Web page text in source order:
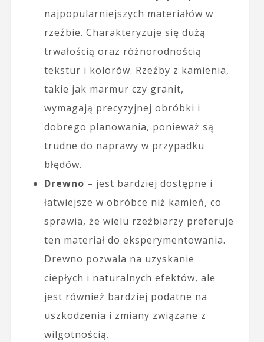
najpopularniejszych materiałów w
rzeźbie. Charakteryzuje się dużą
trwałością oraz różnorodnością
tekstur i kolorów. Rzeźby z kamienia,
takie jak marmur czy granit,
wymagają precyzyjnej obróbki i
dobrego planowania, ponieważ są
trudne do naprawy w przypadku
błędów.
Drewno – jest bardziej dostępne i
łatwiejsze w obróbce niż kamień, co
sprawia, że wielu rzeźbiarzy preferuje
ten materiał do eksperymentowania.
Drewno pozwala na uzyskanie
ciepłych i naturalnych efektów, ale
jest również bardziej podatne na
uszkodzenia i zmiany związane z
wilgotnością.